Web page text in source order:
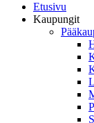
Etusivu
Kaupungit